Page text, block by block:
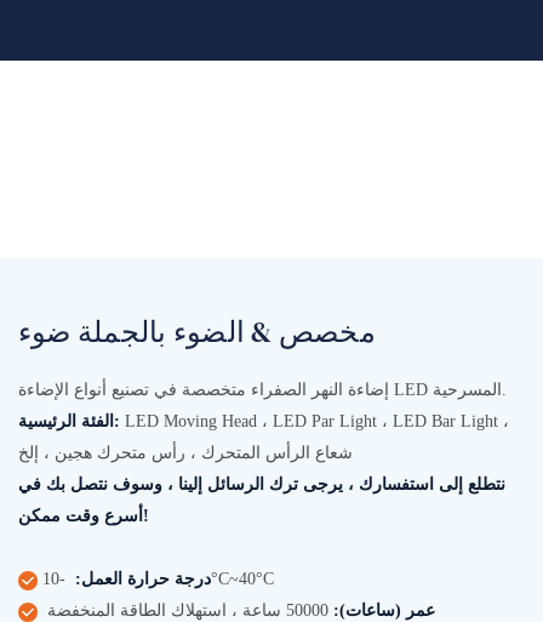
مخصص & الضوء بالجملة ضوء
إضاءة النهر الصفراء متخصصة في تصنيع أنواع الإضاءة LED المسرحية.
الفئة الرئيسية: LED Moving Head ، LED Par Light ، LED Bar Light ،
نتطلع إلى استفسارك ، يرجى ترك الرسائل إلينا ، وسوف نتصل بك في
أسرع وقت ممكن!
درجة حرارة العمل:-10°C~40°C
عمر (ساعات): 50000 ساعة ، استهلاك الطاقة المنخفضة